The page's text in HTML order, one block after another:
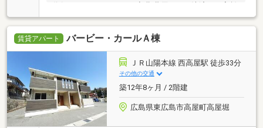
代行 ・ルームシェア可・初期費用カード決済可・家賃
カード決済可
賃貸アパート バービー・カールＡ棟
ＪＲ山陽本線 西高屋駅 徒歩33分
その他の交通
築12年8ヶ月 / 2階建
広島県東広島市高屋町高屋堀